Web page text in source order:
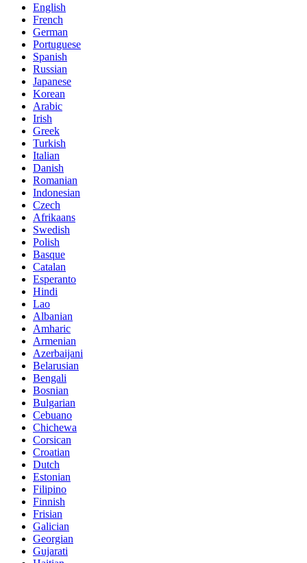
English
French
German
Portuguese
Spanish
Russian
Japanese
Korean
Arabic
Irish
Greek
Turkish
Italian
Danish
Romanian
Indonesian
Czech
Afrikaans
Swedish
Polish
Basque
Catalan
Esperanto
Hindi
Lao
Albanian
Amharic
Armenian
Azerbaijani
Belarusian
Bengali
Bosnian
Bulgarian
Cebuano
Chichewa
Corsican
Croatian
Dutch
Estonian
Filipino
Finnish
Frisian
Galician
Georgian
Gujarati